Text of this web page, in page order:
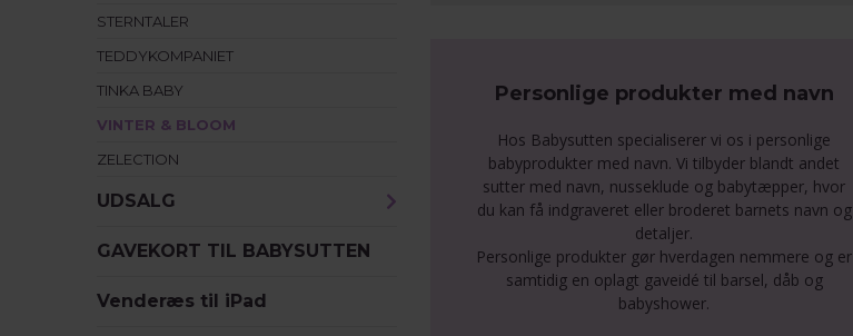
STERNTALER
TEDDYKOMPANIET
TINKA BABY
VINTER & BLOOM
ZELECTION
UDSALG
GAVEKORT TIL BABYSUTTEN
Venderæs til iPad
Personlige produkter med navn
Hos Babysutten specialiserer vi os i personlige
babyprodukter med navn. Vi tilbyder blandt andet
sutter med navn, nusseklude og babytæpper, hvor
du kan få indgraveret eller broderet barnets navn og
detaljer.
Personlige produkter gør hverdagen nemmere og er
samtidig en oplagt gaveidé til barsel, dåb og
babyshower.